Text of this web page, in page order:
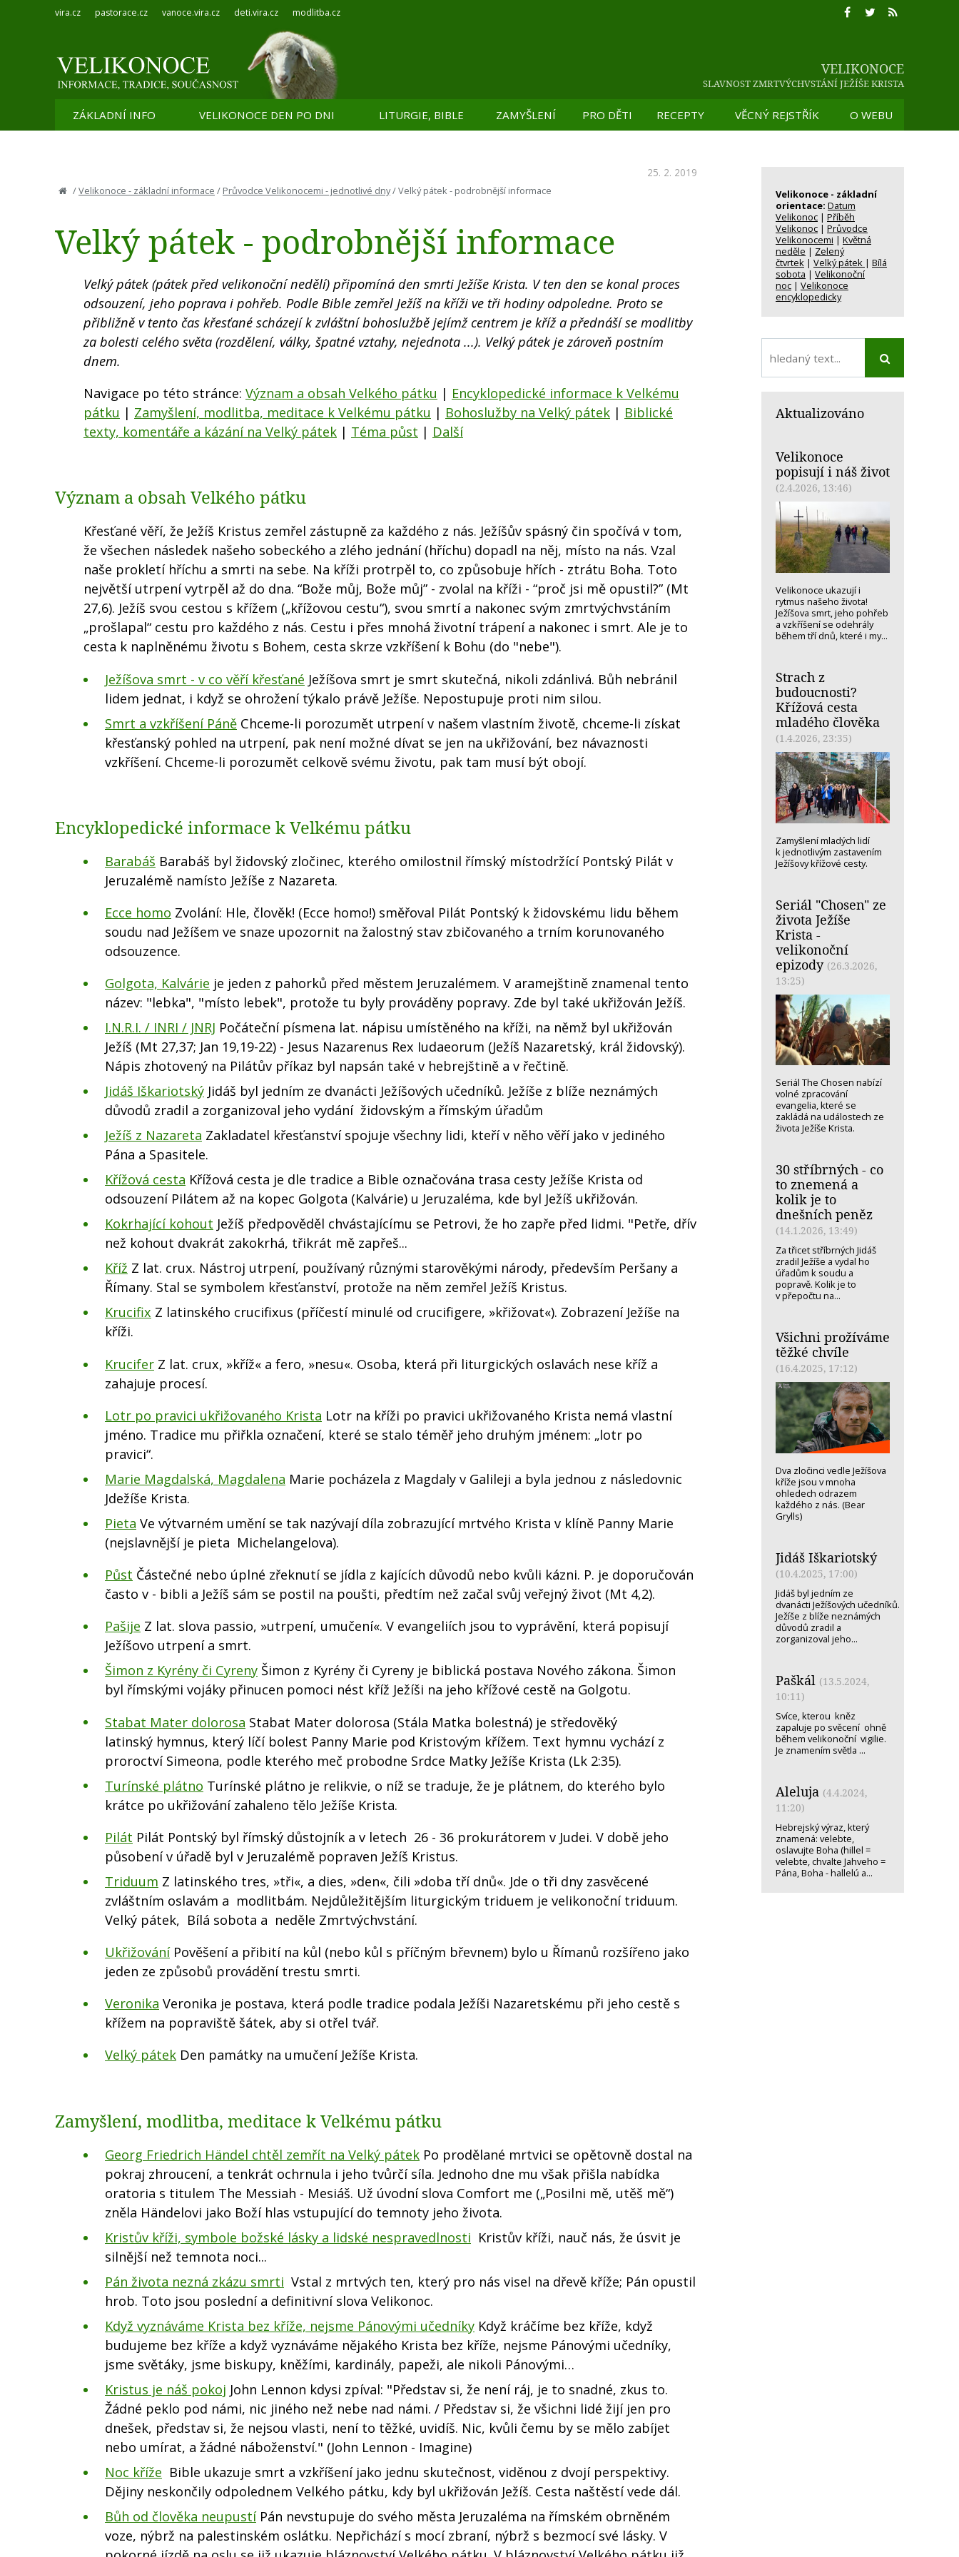
vira.cz pastorace.cz vanoce.vira.cz deti.vira.cz modlitba.cz
VELIKONOCE
SLAVNOST ZMRTVÝCHVSTÁNÍ JEŽÍŠE KRISTA
ZÁKLADNÍ INFO VELIKONOCE DEN PO DNI LITURGIE, BIBLE ZAMYŠLENÍ PRO DĚTI RECEPTY VĚCNÝ REJSTŘÍK O WEBU
25. 2. 2019
/Velikonoce - základní informace / Průvodce Velikonocemi - jednotlivé dny/Velký pátek - podrobnější informace
Velký pátek - podrobnější informace
Velký pátek (pátek před velikonoční nedělí) připomíná den smrti Ježíše Krista. V ten den se konal proces
odsouzení, jeho poprava i pohřeb. Podle Bible zemřel Ježíš na kříži ve tři hodiny odpoledne. Proto se
přibližně v tento čas křesťané scházejí k zvláštní bohoslužbě jejímž centrem je kříž a přednáší se modlitby
za bolesti celého světa (rozdělení, války, špatné vztahy, nejednota ...). Velký pátek je zároveň postním
dnem.
Navigace po této stránce: Význam a obsah Velkého pátku | Encyklopedické informace k Velkému
pátku | Zamyšlení, modlitba, meditace k Velkému pátku | Bohoslužby na Velký pátek | Biblické
texty, komentáře a kázání na Velký pátek | Téma půst | ​ Další
Význam a obsah Velkého pátku
Křesťané věří, že Ježíš Kristus zemřel zástupně za každého z nás. Ježíšův spásný čin spočívá v tom,
že všechen následek našeho sobeckého a zlého jednání (hříchu) dopadl na něj, místo na nás. Vzal
naše prokletí hříchu a smrti na sebe. Na kříži protrpěl to, co způsobuje hřích - ztrátu Boha. Toto
největší utrpení vytrpěl až do dna. “Bože můj, Bože můj” - zvolal na kříži - “proč jsi mě opustil?” (Mt
27,6). Ježíš svou cestou s křížem („křížovou cestu“), svou smrtí a nakonec svým zmrtvýchvstáním
„prošlapal“ cestu pro každého z nás. Cestu i přes mnohá životní trápení a nakonec i smrt. Ale je to
cesta k naplněnému životu s Bohem, cesta skrze vzkříšení k Bohu (do "nebe").
Ježíšova smrt - v co věří křesťané Ježíšova smrt je smrt skutečná, nikoli zdánlivá. Bůh nebránil
lidem jednat, i když se ohrožení týkalo právě Ježíše. Nepostupuje proti nim silou.
Smrt a vzkříšení Páně Chceme-li porozumět utrpení v našem vlastním životě, chceme-li získat
křesťanský pohled na utrpení, pak není možné dívat se jen na ukřižování, bez návaznosti
vzkříšení. Chceme-li porozumět celkově svému životu, pak tam musí být obojí.
Encyklopedické informace k Velkému pátku
Barabáš Barabáš byl židovský zločinec, kterého omilostnil římský místodržící Pontský Pilát v
Jeruzalémě namísto Ježíše z Nazareta.
Ecce homo Zvolání: Hle, člověk! (Ecce homo!) směřoval Pilát Pontský k židovskému lidu během
soudu nad Ježíšem ve snaze upozornit na žalostný stav zbičovaného a trním korunovaného
odsouzence.
Golgota, Kalvárie je jeden z pahorků před městem Jeruzalémem. V aramejštině znamenal tento
název: "lebka", "místo lebek", protože tu byly prováděny popravy. Zde byl také ukřižován Ježíš.
I.N.R.I. / INRI / JNRJ Počáteční písmena lat. nápisu umístěného na kříži, na němž byl ukřižován
Ježíš (Mt 27,37; Jan 19,19-22) - Jesus Nazarenus Rex Iudaeorum (Ježíš Nazaretský, král židovský).
Nápis zhotovený na Pilátův příkaz byl napsán také v hebrejštině a v řečtině.
Jidáš Iškariotský Jidáš byl jedním ze dvanácti Ježíšových učedníků. Ježíše z blíže neznámých
důvodů zradil a zorganizoval jeho vydání židovským a římským úřadům
Ježíš z Nazareta Zakladatel křesťanství spojuje všechny lidi, kteří v něho věří jako v jediného
Pána a Spasitele.
Křížová cesta Křížová cesta je dle tradice a Bible označována trasa cesty Ježíše Krista od
odsouzení Pilátem až na kopec Golgota (Kalvárie) u Jeruzaléma, kde byl Ježíš ukřižován.
Kokrhající kohout Ježíš předpověděl chvástajícímu se Petrovi, že ho zapře před lidmi. "Petře, dřív
než kohout dvakrát zakokrhá, třikrát mě zapřeš...
Kříž Z lat. crux. Nástroj utrpení, používaný různými starověkými národy, především Peršany a
Římany. Stal se symbolem křesťanství, protože na něm zemřel Ježíš Kristus.
Krucifix Z latinského crucifixus (příčestí minulé od crucifigere, »křižovat«). Zobrazení Ježíše na
kříži.
Krucifer Z lat. crux, »kříž« a fero, »nesu«. Osoba, která při liturgických oslavách nese kříž a
zahajuje procesí.
Lotr po pravici ukřižovaného Krista Lotr na kříži po pravici ukřižovaného Krista nemá vlastní
jméno. Tradice mu přiřkla označení, které se stalo téměř jeho druhým jménem: „lotr po
pravici“.
Marie Magdalská, Magdalena Marie pocházela z Magdaly v Galileji a byla jednou z následovnic
Jdežíše Krista.
Pieta Ve výtvarném umění se tak nazývají díla zobrazující mrtvého Krista v klíně Panny Marie
(nejslavnější je pieta Michelangelova).
Půst Částečné nebo úplné zřeknutí se jídla z kajících důvodů nebo kvůli kázni. P. je doporučován
často v - bibli a Ježíš sám se postil na poušti, předtím než začal svůj veřejný život (Mt 4,2).
Pašije Z lat. slova passio, »utrpení, umučení«. V evangeliích jsou to vyprávění, která popisují
Ježíšovo utrpení a smrt.
Šimon z Kyrény či Cyreny Šimon z Kyrény či Cyreny je biblická postava Nového zákona. Šimon
byl římskými vojáky přinucen pomoci nést kříž Ježíši na jeho křížové cestě na Golgotu.
Stabat Mater dolorosa Stabat Mater dolorosa (Stála Matka bolestná) je středověký
latinský hymnus, který líčí bolest Panny Marie pod Kristovým křížem. Text hymnu vychází z
proroctví Simeona, podle kterého meč probodne Srdce Matky Ježíše Krista (Lk 2:35).
Turínské plátno Turínské plátno je relikvie, o níž se traduje, že je plátnem, do kterého bylo
krátce po ukřižování zahaleno tělo Ježíše Krista.
Pilát Pilát Pontský byl římský důstojník a v letech 26 - 36 prokurátorem v Judei. V době jeho
působení v úřadě byl v Jeruzalémě popraven Ježíš Kristus.
Triduum Z latinského tres, »tři«, a dies, »den«, čili »doba tří dnů«. Jde o tři dny zasvěcené
zvláštním oslavám a modlitbám. Nejdůležitějším liturgickým triduem je velikonoční triduum.
Velký pátek, Bílá sobota a neděle Zmrtvýchvstání.
UkřižováníPověšení a přibití na kůl (nebo kůl s příčným břevnem) bylo u Římanů rozšířeno jako
jeden ze způsobů provádění trestu smrti.
Veronika Veronika je postava, která podle tradice podala Ježíši Nazaretskému při jeho cestě s
křížem na popraviště šátek, aby si otřel tvář.
Velký pátek Den památky na umučení Ježíše Krista.
Zamyšlení, modlitba, meditace k Velkému pátku
Georg Friedrich Händel chtěl zemřít na Velký pátek Po prodělané mrtvici se opětovně dostal na
pokraj zhroucení, a tenkrát ochrnula i jeho tvůrčí síla. Jednoho dne mu však přišla nabídka
oratoria s titulem The Messiah - Mesiáš. Už úvodní slova Comfort me („Posilni mě, utěš mě“)
zněla Händelovi jako Boží hlas vstupující do temnoty jeho života.
Kristův kříži, symbole božské lásky a lidské nespravedlnosti Kristův kříži, nauč nás, že úsvit je
silnější než temnota noci...
Pán života nezná zkázu smrti Vstal z mrtvých ten, který pro nás visel na dřevě kříže; Pán opustil
hrob. Toto jsou poslední a definitivní slova Velikonoc.
Když vyznáváme Krista bez kříže, nejsme Pánovými učedníky Když kráčíme bez kříže, když
budujeme bez kříže a když vyznáváme nějakého Krista bez kříže, nejsme Pánovými učedníky,
jsme světáky, jsme biskupy, kněžími, kardinály, papeži, ale nikoli Pánovými…
Kristus je náš pokoj John Lennon kdysi zpíval: "Představ si, že není ráj, je to snadné, zkus to.
Žádné peklo pod námi, nic jiného než nebe nad námi. / Představ si, že všichni lidé žijí jen pro
dnešek, představ si, že nejsou vlasti, není to těžké, uvidíš. Nic, kvůli čemu by se mělo zabíjet
nebo umírat, a žádné náboženství." (John Lennon - Imagine)
Noc kříže Bible ukazuje smrt a vzkříšení jako jednu skutečnost, viděnou z dvojí perspektivy.
Dějiny neskončily odpolednem Velkého pátku, kdy byl ukřižován Ježíš. Cesta naštěstí vede dál.
Bůh od člověka neupustíPán nevstupuje do svého města Jeruzaléma na římském obrněném
voze, nýbrž na palestinském oslátku. Nepřichází s mocí zbraní, nýbrž s bezmocí své lásky. V
Velikonoce - základní
orientace: Datum
Velikonoc | Příběh
Velikonoc | Průvodce
Velikonocemi | Květná
neděle | Zelený
čtvrtek | Velký pátek | Bílá
sobota | Velikonoční
noc | Velikonoce
encyklopedicky
Aktualizováno
Velikonoce
popisují i náš život
(2.4.2026, 13:46)
Velikonoce ukazují i
rytmus našeho života!
Ježíšova smrt, jeho pohřeb
a vzkříšení se odehrály
během tří dnů, které i my...
Strach z
budoucnosti?
Křížová cesta
mladého člověka
(1.4.2026, 23:35)
Zamyšlení mladých lidí
k jednotlivým zastavením
Ježíšovy křížové cesty.
Seriál "Chosen" ze
života Ježíše
Krista -
velikonoční
epizody (26.3.2026,
13:25)
Seriál The Chosen nabízí
volné zpracování
evangelia, které se
zakládá na událostech ze
života Ježíše Krista.
30 stříbrných - co
to znemená a
kolik je to
dnešních peněz
(14.1.2026, 13:49)
Za třicet stříbrných Jidáš
zradil Ježíše a vydal ho
úřadům k soudu a
popravě. Kolik je to
v přepočtu na...
Všichni prožíváme
těžké chvíle
(16.4.2025, 17:12)
Dva zločinci vedle Ježíšova
kříže jsou v mnoha
ohledech odrazem
každého z nás. (Bear
Grylls)
Jidáš Iškariotský
(10.4.2025, 17:00)
Jidáš byl jedním ze
dvanácti Ježíšových učedníků.
Ježíše z blíže neznámých
důvodů zradil a
zorganizoval jeho...
Paškál (13.5.2024,
10:11)
Svíce, kterou kněz
zapaluje po svěcení ohně
během velikonoční vigilie.
Je znamením světla ...
Aleluja (4.4.2024,
11:20)
Hebrejský výraz, který
znamená: velebte,
oslavujte Boha (hillel =
velebte, chvalte Jahveho =
Pána, Boha - hallelú a...